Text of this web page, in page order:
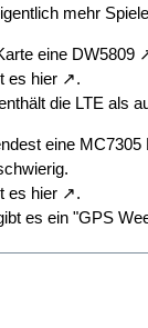
mehr
eine DW5809
es hier
.
die LTE als
eine
es hier
.
es ein "GPS